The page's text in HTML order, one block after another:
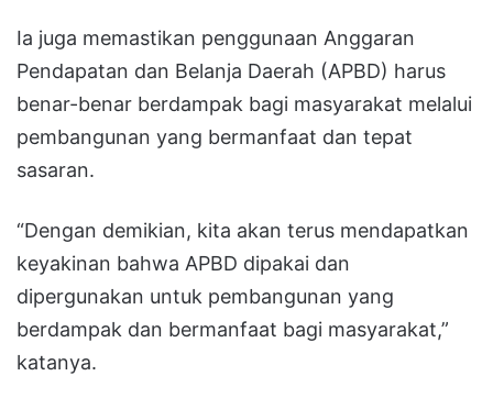
Ia juga memastikan penggunaan Anggaran
Pendapatan dan Belanja Daerah (APBD) harus
benar-benar berdampak bagi masyarakat melalui
pembangunan yang bermanfaat dan tepat
sasaran.
“Dengan demikian, kita akan terus mendapatkan
keyakinan bahwa APBD dipakai dan
dipergunakan untuk pembangunan yang
berdampak dan bermanfaat bagi masyarakat,”
katanya.